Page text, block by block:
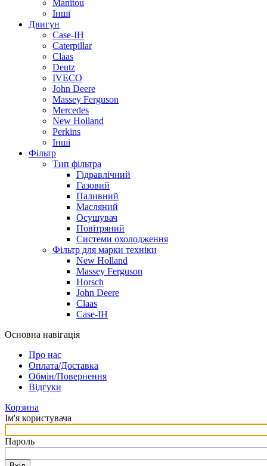
Manitou
Інші
Двигун
Case-IH
Caterpillar
Claas
Deutz
IVECO
John Deere
Massey Ferguson
Mercedes
New Holland
Perkins
Інші
Фільтр
Тип фільтра
Гідравлічний
Газовий
Паливний
Масляний
Осушувач
Повітряний
Системи охолодження
Фільтр для марки техніки
New Holland
Massey Ferguson
Horsch
John Deere
Claas
Case-IH
Основна навігація
Про нас
Оплата/Доставка
Обмін/Повернення
Відгуки
Корзина
Ім'я користувача
Пароль